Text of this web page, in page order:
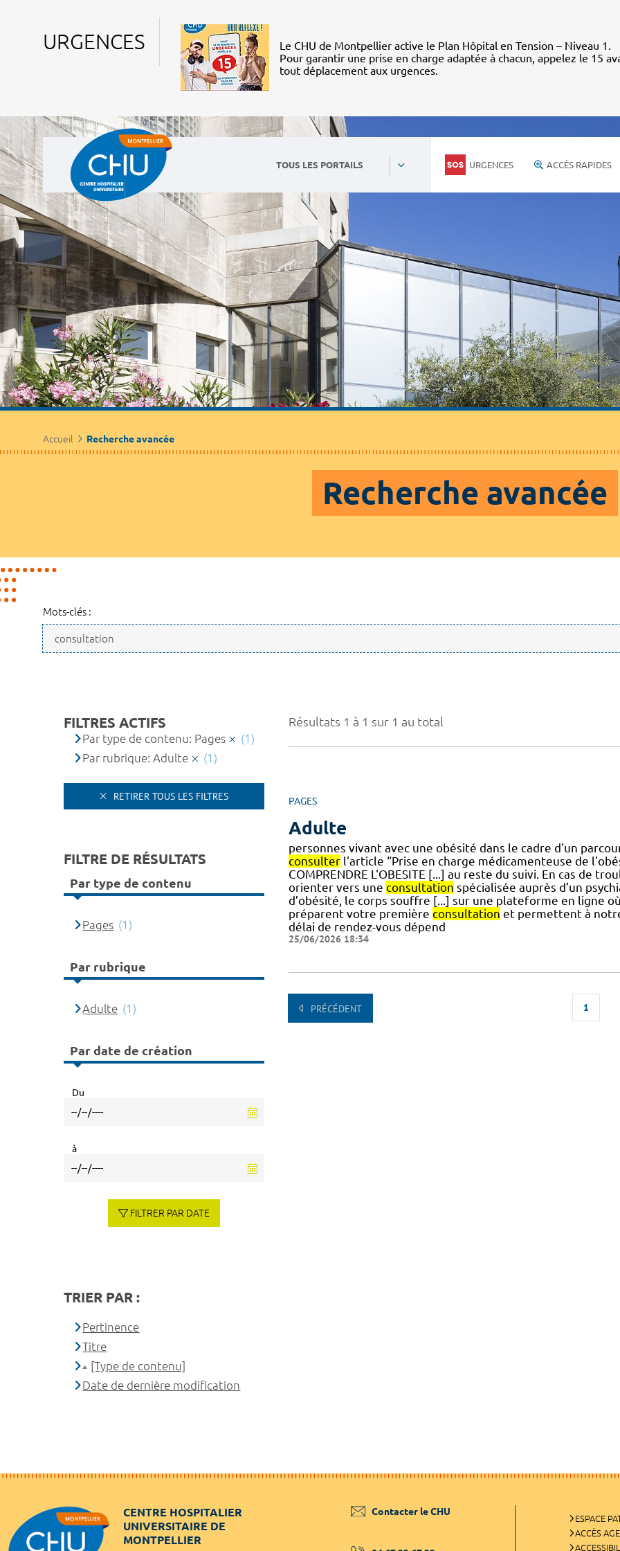
URGENCES
Le CHU de Montpellier active le Plan Hôpital en Tension – Niveau 1.
Pour garantir une prise en charge adaptée à chacun, appelez le 15
tout déplacement aux urgences.
TOUS LES PORTAILS URGENCES ACCÈS RAPIDES
Accueil Recherche avancée
Recherche avancée
Mots-clés :
Résultats 1 à 1 sur 1 au total
PAGES
Adulte
personnes vivant avec une obésité dans le cadre d'un
consulterl'article “Prise en charge médicamenteuse de
COMPRENDRE L'OBESITE [...] au reste du suivi. En cas de
orienter vers une consultation spécialisée auprès d’un
d’obésité, le corps souffre [...] sur une plateforme en ligne
préparent votre première consultation et permettent à
délai de rendez-vous dépend
25/06/2026 18:34
PRÉCÉDENT 1
FILTRES ACTIFS
Par type de contenu: Pages
(1)
Par rubrique: Adulte
(1)
RETIRER TOUS LES FILTRES
FILTRE DE RÉSULTATS
Par type de contenu
Pages (1)
Par rubrique
Adulte (1)
Par date de création
Du
à
FILTRER PAR DATE
TRIER PAR :
Pertinence
Titre
[Type de contenu]
Date de dernière modification
CENTRE HOSPITALIER
UNIVERSITAIRE DE
MONTPELLIER
Contacter le CHU
ESPACE
ACCÈS